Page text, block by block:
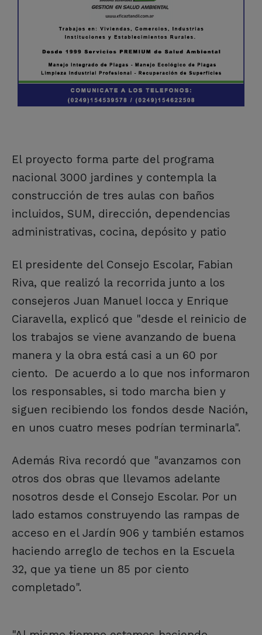
El proyecto forma parte del programa
nacional 3000 jardines y contempla la
construcción de tres aulas con baños
incluidos, SUM, dirección, dependencias
administrativas, cocina, depósito y patio
El presidente del Consejo Escolar, Fabian
Riva, que realizó la recorrida junto a los
consejeros Juan Manuel Iocca y Enrique
Ciaravella, explicó que "desde el reinicio de
los trabajos se viene avanzando de buena
manera y la obra está casi a un 60 por
ciento. De acuerdo a lo que nos informaron
los responsables, si todo marcha bien y
siguen recibiendo los fondos desde Nación,
en unos cuatro meses podrían terminarla".
Además Riva recordó que "avanzamos con
otros dos obras que llevamos adelante
nosotros desde el Consejo Escolar. Por un
lado estamos construyendo las rampas de
acceso en el Jardín 906 y también estamos
haciendo arreglo de techos en la Escuela
32, que ya tiene un 85 por ciento
completado".